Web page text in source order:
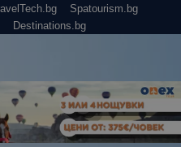
Spatourism.bg
Destinations.bg